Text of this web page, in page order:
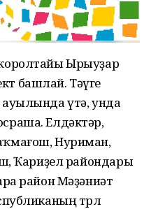
Ырыуҙар
башлай. Тәүге
үтә, унда
Елдәктәр,
Нуриман,
Ҡариҙел райондары
район Мәҙәниәт
төрлө